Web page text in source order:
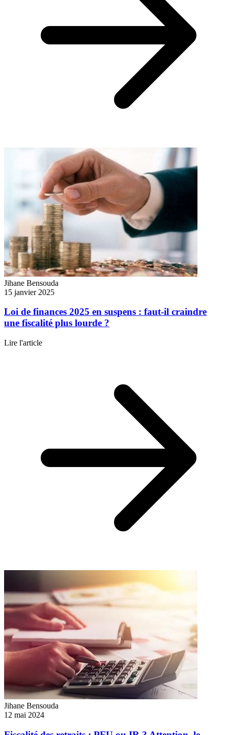
Jihane Bensouda
15 janvier 2025
Loi de finances 2025 en suspens : faut-il craindre
une fiscalité plus lourde ?
Lire l'article
Jihane Bensouda
12 mai 2024